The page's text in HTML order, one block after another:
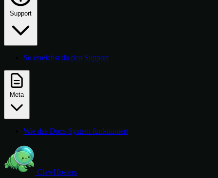
Support
So erreichst du den Support
Meta
Wie das Docs-System funktioniert
ClawHosters